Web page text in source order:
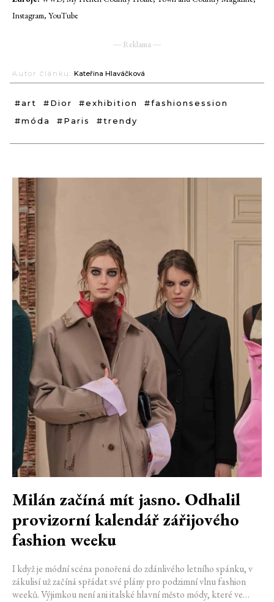
Instagram, YouTube
― Reklama ―
Autor článku: Kateřina Hlaváčková
#art #Dior #exhibition
#fashionsession
#móda
#Paris #trendy
Milán začíná mít jasno. Odhalil
provizorní kalendář zářijového
fashion weeku
I když je módní scéna ponořená do zdánlivého letního spánku, v
zákulisí už začíná spřádat své plány pro podzimní vlnu fashion
weeků. Výjimkou není ani italské hlavní město módy, které ve